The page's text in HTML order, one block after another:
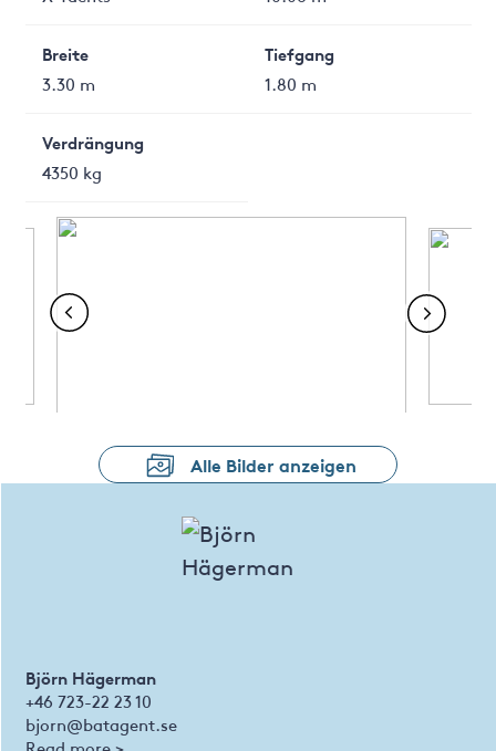
Breite
3.30 m
Tiefgang
1.80 m
Verdrängung
4350 kg
Alle Bilder anzeigen
Björn Hägerman
+46 723-22 23 10
bjorn@batagent.se